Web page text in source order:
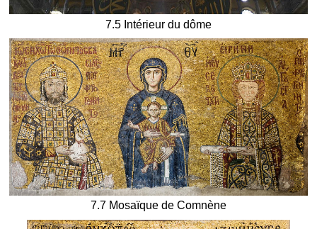
7.5 Intérieur du dôme
7.7 Mosaïque de Comnène